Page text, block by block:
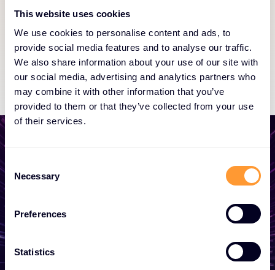
This website uses cookies
We use cookies to personalise content and ads, to
provide social media features and to analyse our traffic.
We also share information about your use of our site with
our social media, advertising and analytics partners who
may combine it with other information that you’ve
provided to them or that they’ve collected from your use
of their services.
n
s
n
Necessary
Preferences
Statistics
partnerstva.
Exclusive Access
Počnite razvijati svoje
Bilo da vam treba ponuda, savjet, želite
postati partner ili želite iskoristiti naše